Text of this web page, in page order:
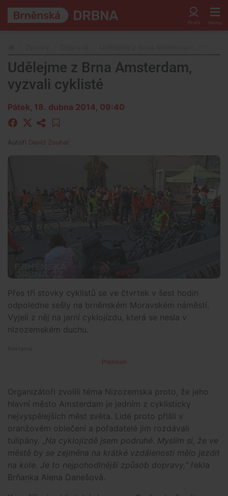
Udělejme z Brna Amsterdam,
vyzvali cyklisté
Pátek, 18. dubna 2014, 09:40
Autoři David Zouhar
Přes tři stovky cyklistů se ve čtvrtek v šest hodin
odpoledne sešly na brněnském Moravském náměstí.
Vyjeli z něj na jarní cyklojízdu, která se nesla v
nizozemském duchu.
Premium
Organizátoři zvolili téma Nizozemska proto, že jeho
hlavní město Amsterdam je jedním z cyklisticky
nejvyspělejších měst světa. Lidé proto přišli v
oranžovém oblečení a pořadatelé jim rozdávali
tulipány. „ Na cyklojízdě jsem podruhé. Myslím si, že ve
městě by se zejména na krátké vzdálenosti mělo jezdit
na kole. Je to nejpohodlnější způsob dopravy,“ řekla
Brňanka Alena Danešová.